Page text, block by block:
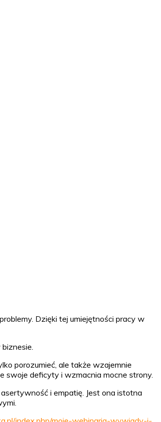
Dzięki tej umiejętności pracy w
porozumieć, ale także wzajemnie
swoje deficyty i wzmacnia mocne strony.
i empatię. Jest ona istotna